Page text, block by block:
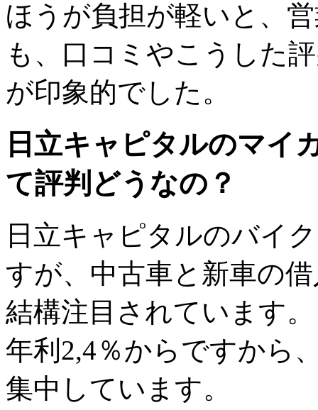
ほうが負担が軽いと、
も、口コミやこうした
が印象的でした。
日立キャピタルのマイ
て評判どうなの？
日立キャピタルのバイ
すが、中古車と新車の
結構注目されています。
年利2,4％からですから
集中しています。